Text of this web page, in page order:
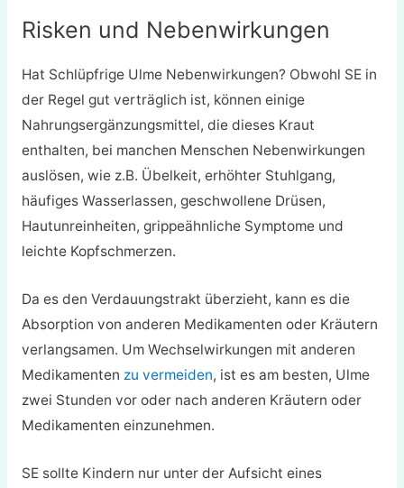
Risken und Nebenwirkungen
Hat Schlüpfrige Ulme Nebenwirkungen? Obwohl SE in
der Regel gut verträglich ist, können einige
Nahrungsergänzungsmittel, die dieses Kraut
enthalten, bei manchen Menschen Nebenwirkungen
auslösen, wie z.B. Übelkeit, erhöhter Stuhlgang,
häufiges Wasserlassen, geschwollene Drüsen,
Hautunreinheiten, grippeähnliche Symptome und
leichte Kopfschmerzen.
Da es den Verdauungstrakt überzieht, kann es die
Absorption von anderen Medikamenten oder Kräutern
verlangsamen. Um Wechselwirkungen mit anderen
Medikamenten zu vermeiden, ist es am besten, Ulme
zwei Stunden vor oder nach anderen Kräutern oder
Medikamenten einzunehmen.
SE sollte Kindern nur unter der Aufsicht eines